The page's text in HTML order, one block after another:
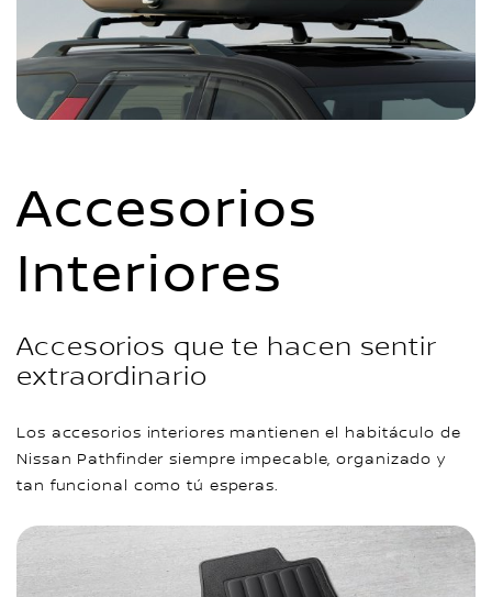
Accesorios
Interiores
Accesorios que te hacen sentir
extraordinario
Los accesorios interiores mantienen el habitáculo de
Nissan Pathfinder siempre impecable, organizado y
tan funcional como tú esperas.